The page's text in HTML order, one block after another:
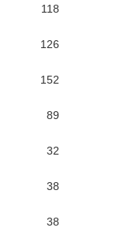
118
126
152
89
32
38
38